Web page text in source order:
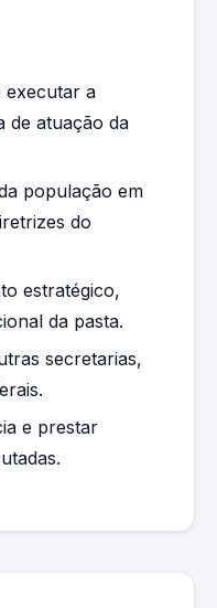
executar a
de atuação da
população em
do
estratégico,
da pasta.
secretarias,
e prestar